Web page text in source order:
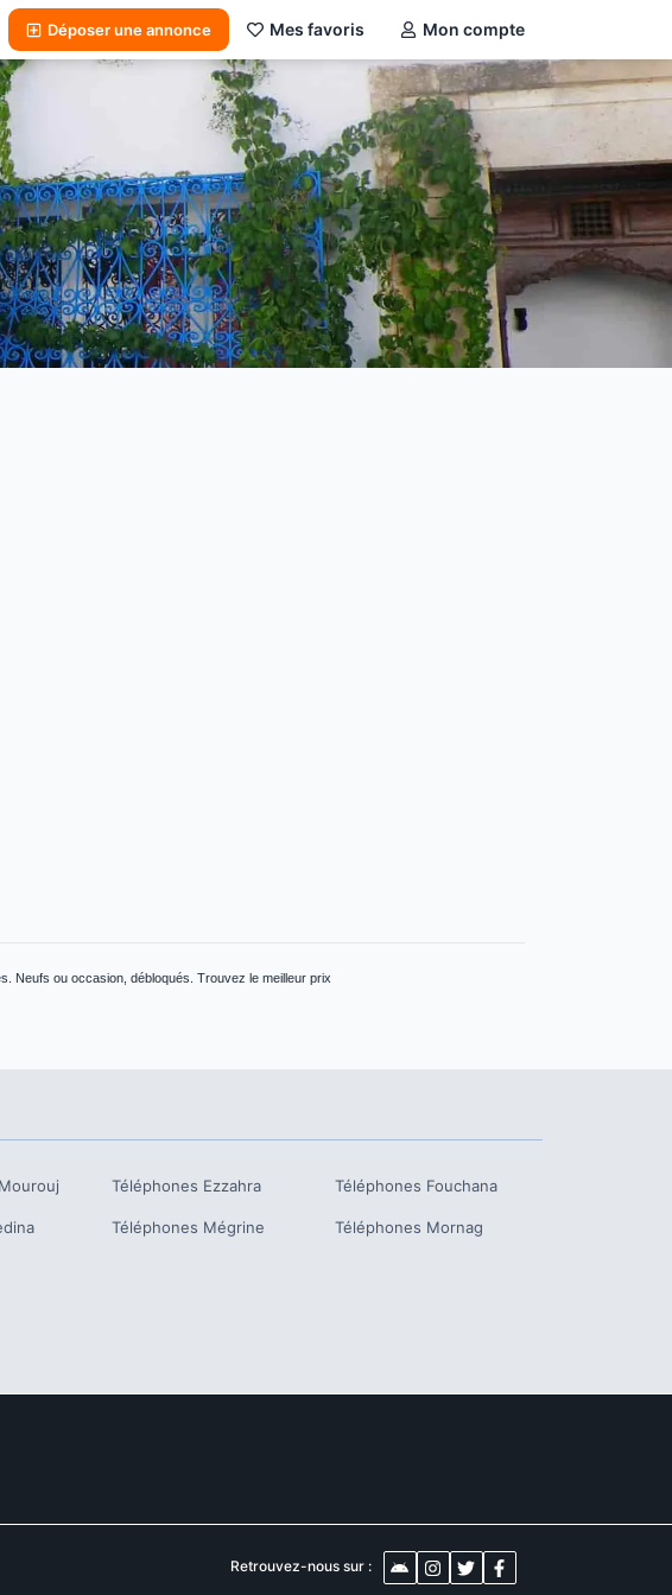
Déposer une annonce Mes favoris Mon compte
Neufs ou occasion, débloqués. Trouvez le meilleur prix
Téléphones Ezzahra Téléphones Fouchana
Téléphones Mégrine Téléphones Mornag
Retrouvez-nous sur :